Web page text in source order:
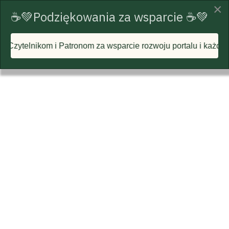
×
☕💚Podziękowania za wsparcie ☕💚
za wsparcie rozwoju portalu i każdą postawioną